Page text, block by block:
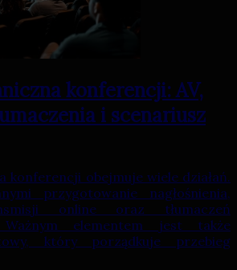
konferencji: AV,
i scenariusz
konferencji obejmuje wiele działań.
przygotowanie nagłośnienia,
online oraz tłumaczeń
Ważnym elementem jest także
który porządkuje przebieg